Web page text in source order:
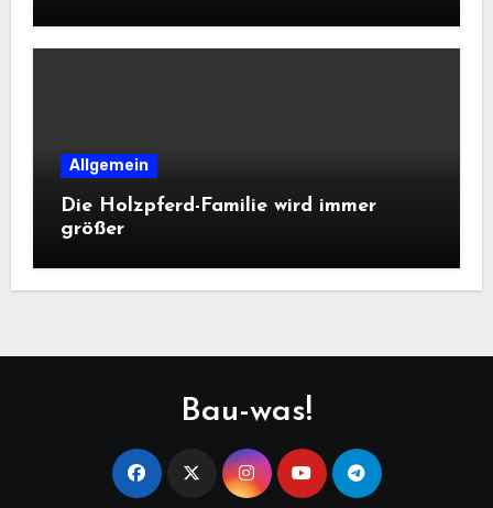
Allgemein
Die Holzpferd-Familie wird immer
größer
Bau-was!